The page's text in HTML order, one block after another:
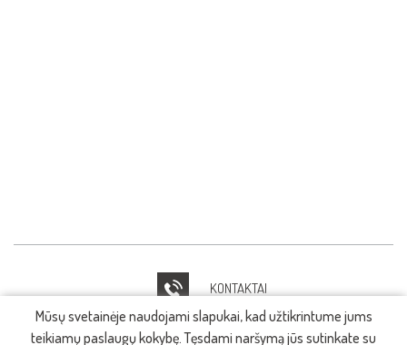
Mūsų svetainėje naudojami slapukai, kad užtikrintume jums
teikiamų paslaugų kokybę. Tęsdami naršymą jūs sutinkate su
KONTAKTAI
IT PAGALBA